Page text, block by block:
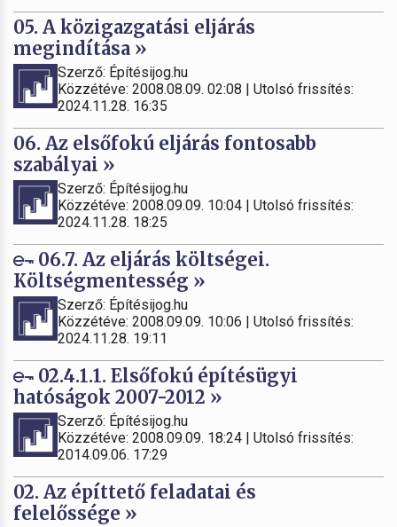
05. A közigazgatási eljárás
megindítása »
Szerző: Építésijog.hu
Közzétéve: 2008.08.09. 02:08 | Utolsó frissítés:
2024.11.28. 16:35
06. Az elsőfokú eljárás fontosabb
szabályai »
Szerző: Építésijog.hu
Közzétéve: 2008.09.09. 10:04 | Utolsó frissítés:
2024.11.28. 18:25
06.7. Az eljárás költségei.
Költségmentesség »
Szerző: Építésijog.hu
Közzétéve: 2008.09.09. 10:06 | Utolsó frissítés:
2024.11.28. 19:11
02.4.1.1. Elsőfokú építésügyi
hatóságok 2007-2012 »
Szerző: Építésijog.hu
Közzétéve: 2008.09.09. 18:24 | Utolsó frissítés:
2014.09.06. 17:29
02. Az építtető feladatai és
felelőssége »